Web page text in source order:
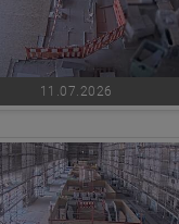
11.07.2026